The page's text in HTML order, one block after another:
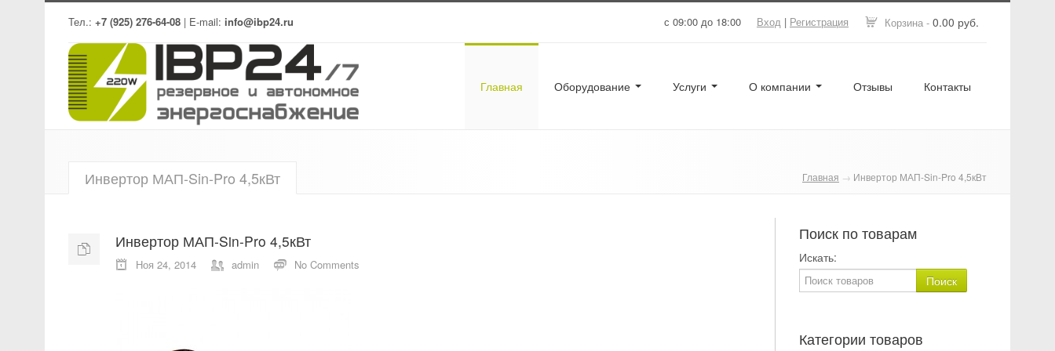
Тел.: +7 (925) 276-64-08 | E-mail: info@ibp24.ru Корзина - 0.00 руб.
Вход | Регистрация
с 09:00 до 18:00
Главная Оборудование Услуги О компании Отзывы Контакты
Инвертор МАП-Sin-Pro 4,5кВт Главная → Инвертор МАП-Sin-Pro 4,5кВт
Инвертор МАП-Sin-Pro 4,5кВт
Ноя 24, 2014 admin No Comments
Поиск по товарам
Искать:
Категории товаров